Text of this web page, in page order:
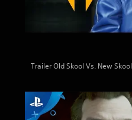
Trailer Old Skool Vs. New Skool